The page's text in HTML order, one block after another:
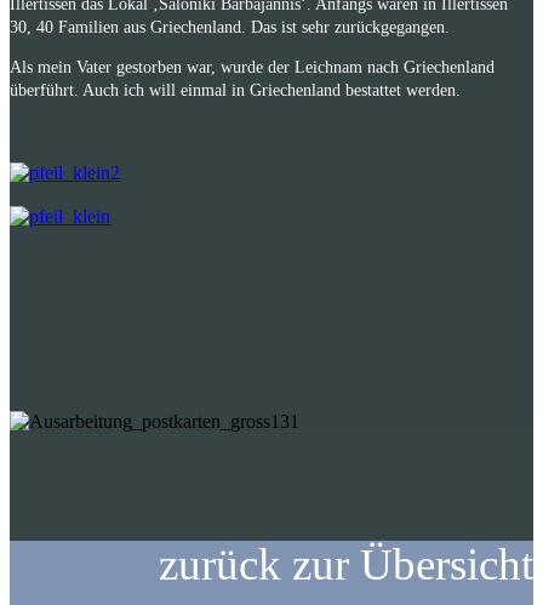
30, 40 Familien aus Griechenland. Das ist sehr zurückgegangen.
Als mein Vater gestorben war, wurde der Leichnam nach Griechenland
überführt. Auch ich will einmal in Griechenland bestattet werden.
zurück zur Übersicht